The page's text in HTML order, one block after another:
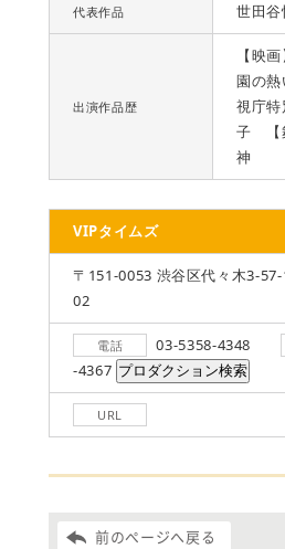
代表作品 世田谷
出演作品歴
【映
園の
視庁
子 【
神
VIPタイムズ
〒151-0053 渋谷区代々木3-
02
電話 03-5358-4348
-4367
URL
前のページへ戻る